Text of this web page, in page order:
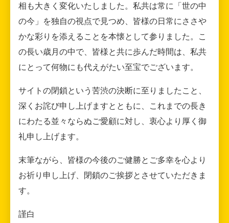
相も大きく変化いたしました。私共は常に「世の中
の今」を独自の視点で見つめ、皆様の日常にささや
かな彩りを添えることを本懐として参りました。こ
の長い歳月の中で、皆様と共に歩んだ時間は、私共
にとって何物にも代えがたい至宝でございます。
サイトの閉鎖という苦渋の決断に至りましたこと、
深くお詫び申し上げますとともに、これまでの長き
にわたる並々ならぬご愛顧に対し、衷心より厚く御
礼申し上げます。
末筆ながら、皆様の今後のご健勝とご多幸を心より
お祈り申し上げ、閉鎖のご挨拶とさせていただきま
す。
謹白